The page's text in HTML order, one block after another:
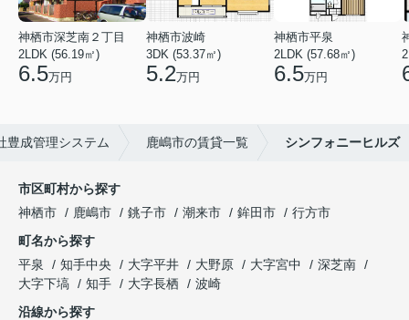
神栖市深芝南２丁目
2LDK (56.19㎡)
6.5万円
神栖市波崎
3DK (53.37㎡)
5.2万円
神栖市平泉
2LDK (57.68㎡)
6.5万円
豊成管理システム 鹿嶋市の賃貸一覧 シンフォニーヒルズ
市区町村から探す
神栖市
鹿嶋市 銚子市 潮来市 鉾田市
行方市
町名から探す
平泉
知手中央 大字平井 大野原 大字宮中
深芝南
大字下塙
知手 大字長栖
波崎
沿線から探す